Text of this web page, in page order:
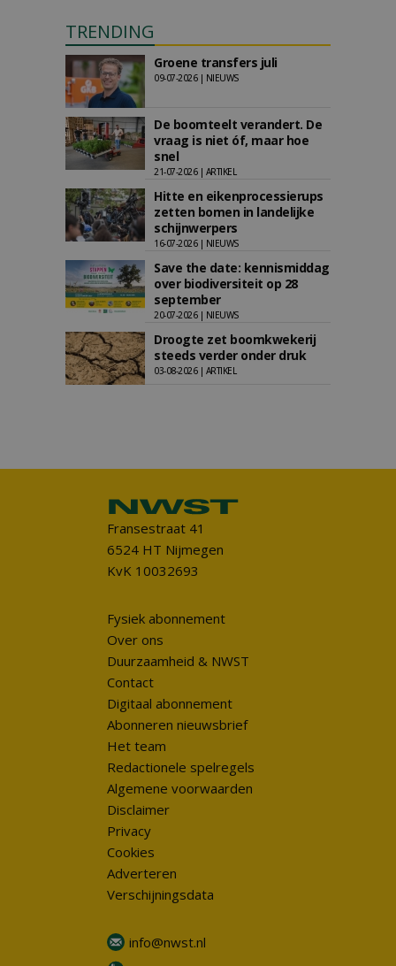
TRENDING
Groene transfers juli
09-07-2026 | NIEUWS
De boomteelt verandert. De
vraag is niet óf, maar hoe
snel
21-07-2026 | ARTIKEL
Hitte en eikenprocessierups
zetten bomen in landelijke
schijnwerpers
16-07-2026 | NIEUWS
Save the date: kennismiddag
over biodiversiteit op 28
september
20-07-2026 | NIEUWS
Droogte zet boomkwekerij
steeds verder onder druk
03-08-2026 | ARTIKEL
Fransestraat 41
6524 HT Nijmegen
KvK 10032693
Fysiek abonnement
Over ons
Duurzaamheid & NWST
Contact
Digitaal abonnement
Abonneren nieuwsbrief
Het team
Redactionele spelregels
Algemene voorwaarden
Disclaimer
Privacy
Cookies
Adverteren
Verschijningsdata
info@nwst.nl